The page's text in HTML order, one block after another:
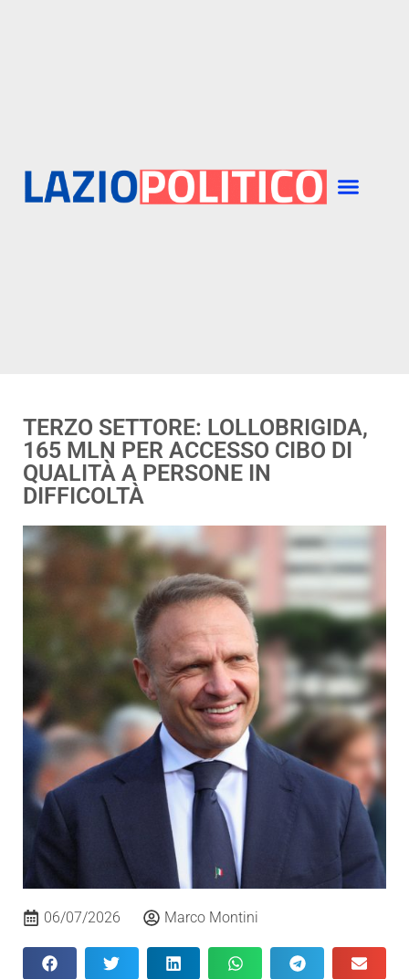
TERZO SETTORE: LOLLOBRIGIDA,
165 MLN PER ACCESSO CIBO DI
QUALITÀ A PERSONE IN
DIFFICOLTÀ
06/07/2026 Marco Montini